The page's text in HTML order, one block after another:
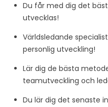
Du får med dig det
utvecklas!
Världsledande
personlig utveckling!
Lär dig de bästa
teamutveckling och
Du lär dig det senaste